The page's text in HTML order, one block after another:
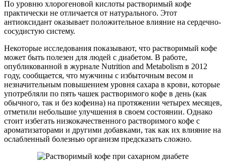
По уровню хлорогеновой кислоты растворимый кофе
практически не отличается от натурального. Этот
антиоксидант оказывает положительное влияние на сердечно-
сосудистую систему.
Некоторые исследования показывают, что растворимый кофе
может быть полезен для людей с диабетом. В работе,
опубликованной в журнале Nutrition and Metabolism в 2012
году, сообщается, что мужчины с избыточным весом и
незначительным повышением уровня сахара в крови, которые
употребляли по пять чашек растворимого кофе в день (как
обычного, так и без кофеина) на протяжении четырех месяцев,
отметили небольшие улучшения в своем состоянии. Однако
стоит избегать низкокачественного растворимого кофе с
ароматизаторами и другими добавками, так как их влияние на
ослабленный болезнью организм предсказать сложно.